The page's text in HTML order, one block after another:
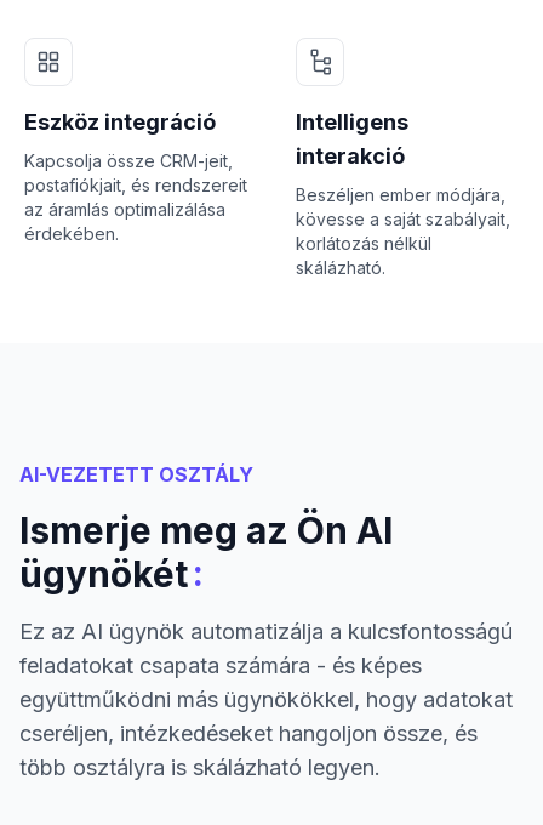
Eszköz integráció
Kapcsolja össze CRM-jeit,
postafiókjait, és rendszereit
az áramlás optimalizálása
érdekében.
Intelligens
interakció
Beszéljen ember módjára,
kövesse a saját szabályait,
korlátozás nélkül
skálázható.
AI-VEZETETT OSZTÁLY
Ismerje meg az Ön AI
ügynökét:
Ez az AI ügynök automatizálja a kulcsfontosságú
feladatokat csapata számára - és képes
együttműködni más ügynökökkel, hogy adatokat
cseréljen, intézkedéseket hangoljon össze, és
több osztályra is skálázható legyen.